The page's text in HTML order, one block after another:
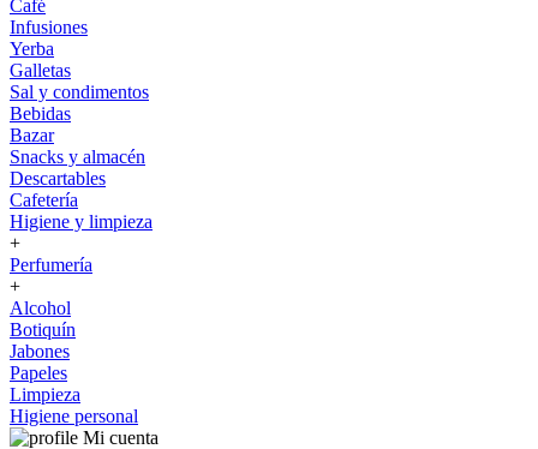
Café
Infusiones
Yerba
Galletas
Sal y condimentos
Bebidas
Bazar
Snacks y almacén
Descartables
Cafetería
Higiene y limpieza
+
Perfumería
+
Alcohol
Botiquín
Jabones
Papeles
Limpieza
Higiene personal
Mi cuenta